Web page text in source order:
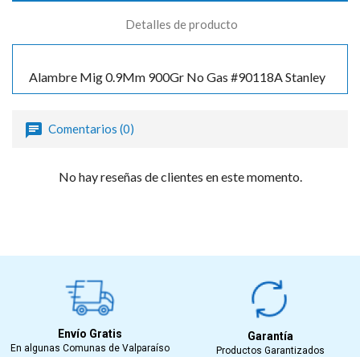
Detalles de producto
Alambre Mig 0.9Mm 900Gr No Gas #90118A Stanley
Comentarios (0)
No hay reseñas de clientes en este momento.
Envío Gratis
En algunas Comunas de Valparaíso
Garantía
Productos Garantizados